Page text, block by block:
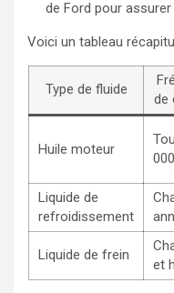
de Ford pour
Voici un tableau
Type de fluide
de
Huile moteur
Liquide de
refroidissement
Liquide de frein
et